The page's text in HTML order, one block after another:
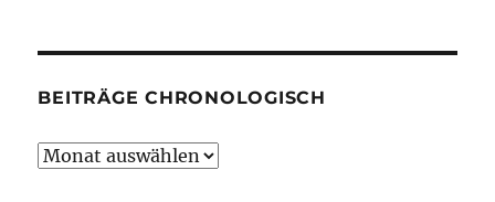
BEITRÄGE CHRONOLOGISCH
Beiträge